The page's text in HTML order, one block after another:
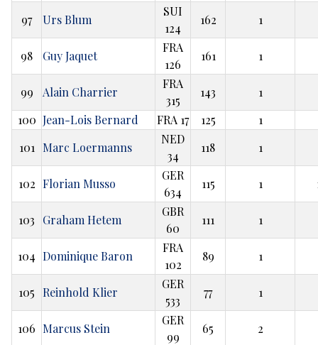
97 Urs Blum
SUI
124
162 1
98 Guy Jaquet
FRA
126
161 1
99 Alain Charrier
FRA
315
143
1
100 Jean-Lois Bernard FRA 17 125
1
101
Marc Loermanns
NED
34
118 1
102 Florian Musso
GER
634
115 1
103 Graham Hetem
GBR
60
111 1
104 Dominique Baron
FRA
102
89 1
105 Reinhold Klier
GER
533
77 1
106 Marcus Stein
GER
99
65 2